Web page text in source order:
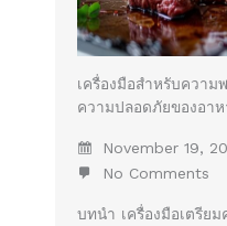
เครื่องมือสำหรับความ
ความปลอดภัยของอาห
November 19,
No Comments
บทนำ เครื่องมือเตรีย